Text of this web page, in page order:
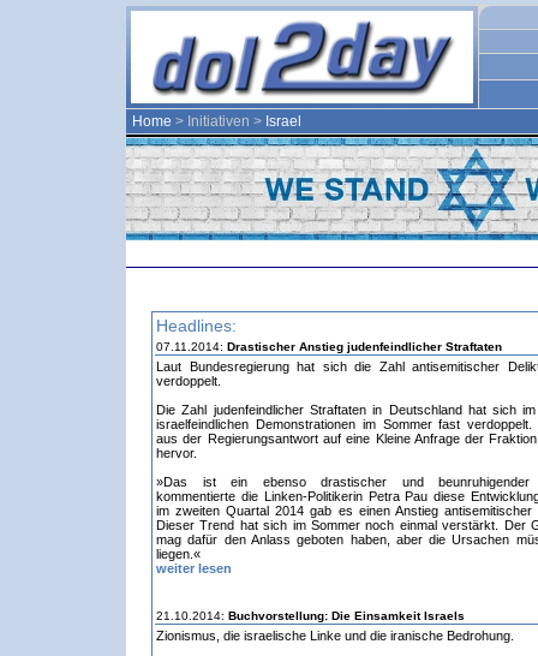
Home > Initiativen > Israel
Headlines:
07.11.2014: Drastischer Anstieg judenfeindlicher Straftaten
Laut Bundesregierung hat sich die Zahl antisemitischer
verdoppelt.
Die Zahl judenfeindlicher Straftaten in Deutschland hat sich
israelfeindlichen Demonstrationen im Sommer fast
aus der Regierungsantwort auf eine Kleine Anfrage der
hervor.
»Das ist ein ebenso drastischer und beunruhigender
kommentierte die Linken-Politikerin Petra Pau diese
im zweiten Quartal 2014 gab es einen Anstieg antisemitischer
Dieser Trend hat sich im Sommer noch einmal verstärkt. Der
mag dafür den Anlass geboten haben, aber die Ursachen
liegen.«
weiter lesen
21.10.2014: Buchvorstellung: Die Einsamkeit Israels
Zionismus, die israelische Linke und die iranische Bedrohung.